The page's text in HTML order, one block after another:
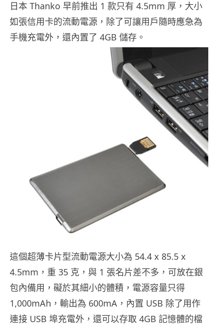
日本 Thanko 早前推出 1 款只有 4.5mm 厚，大小
如張信用卡的流動電源，除了可讓用戶隨時應急為
手機充電外，還內置了 4GB 儲存。
這個超薄卡片型流動電源大小為 54.4 x 85.5 x
4.5mm，重 35 克，與 1 張名片差不多，可放在銀
包內備用，礙於其細小的體積，電源容量只得
1,000mAh，輸出為 600mA，內置 USB 除了用作
連接 USB 埠充電外，還可以存取 4GB 記憶體的檔